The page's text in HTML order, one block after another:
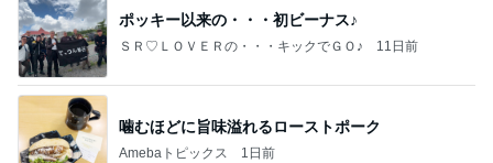
ポッキー以来の・・・初ビーナス♪
ＳＲ♡ＬＯＶＥＲの・・・キックでＧＯ♪ 11日前
噛むほどに旨味溢れるローストポーク
Amebaトピックス 1日前